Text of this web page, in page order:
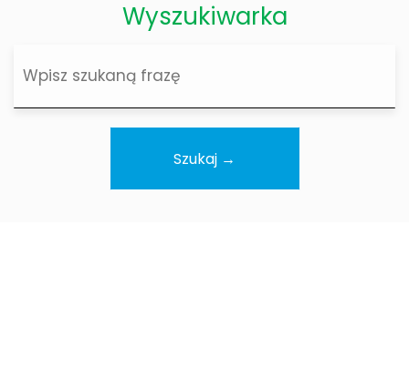
Wyszukiwarka